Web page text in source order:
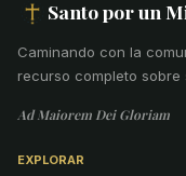
Santo por un
Caminando con la
recurso completo
Ad Maiorem Dei Gloriam
EXPLORAR